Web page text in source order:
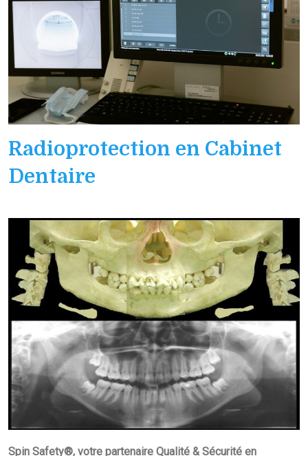
Radioprotection en Cabinet
Dentaire
Spin Safety®, votre partenaire Qualité & Sécurité en